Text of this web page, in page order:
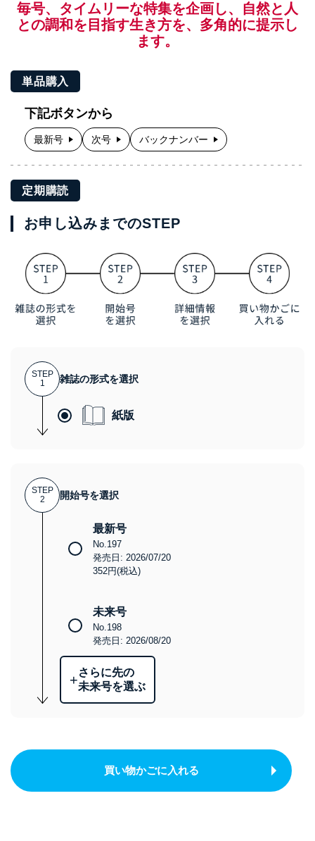
毎号、タイムリーな特集を企画し、自然と人
との調和を目指す生き方を、多角的に提示し
ます。
単品購入
下記ボタンから
最新号 次号 バックナンバー
定期購読
お申し込みまでのSTEP
STEP
1
雑誌の形式を選択
紙版
STEP
2
開始号を選択
最新号
No.197
発売日: 2026/07/20
352円(税込)
未来号
No.198
発売日: 2026/08/20
+さらに先の
未来号を選ぶ
買い物かごに入れる